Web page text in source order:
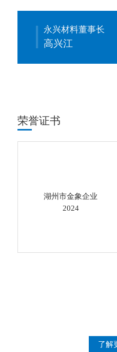
永兴材料董事长
高兴江
荣誉证书
湖州市金象企业
2024
了解